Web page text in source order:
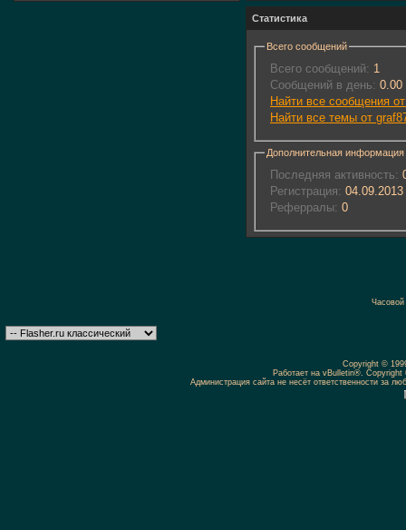
Статистика
Всего сообщений
Всего сообщений: 1
Сообщений в день: 0.00
Найти все сообщения
Найти все темы от
Дополнительная информация
Последняя активность:
Регистрация: 04.09.2013
Реферралы: 0
Copyright ©
Работает на vBulletin®.
Администрация сайта не несёт ответственности за